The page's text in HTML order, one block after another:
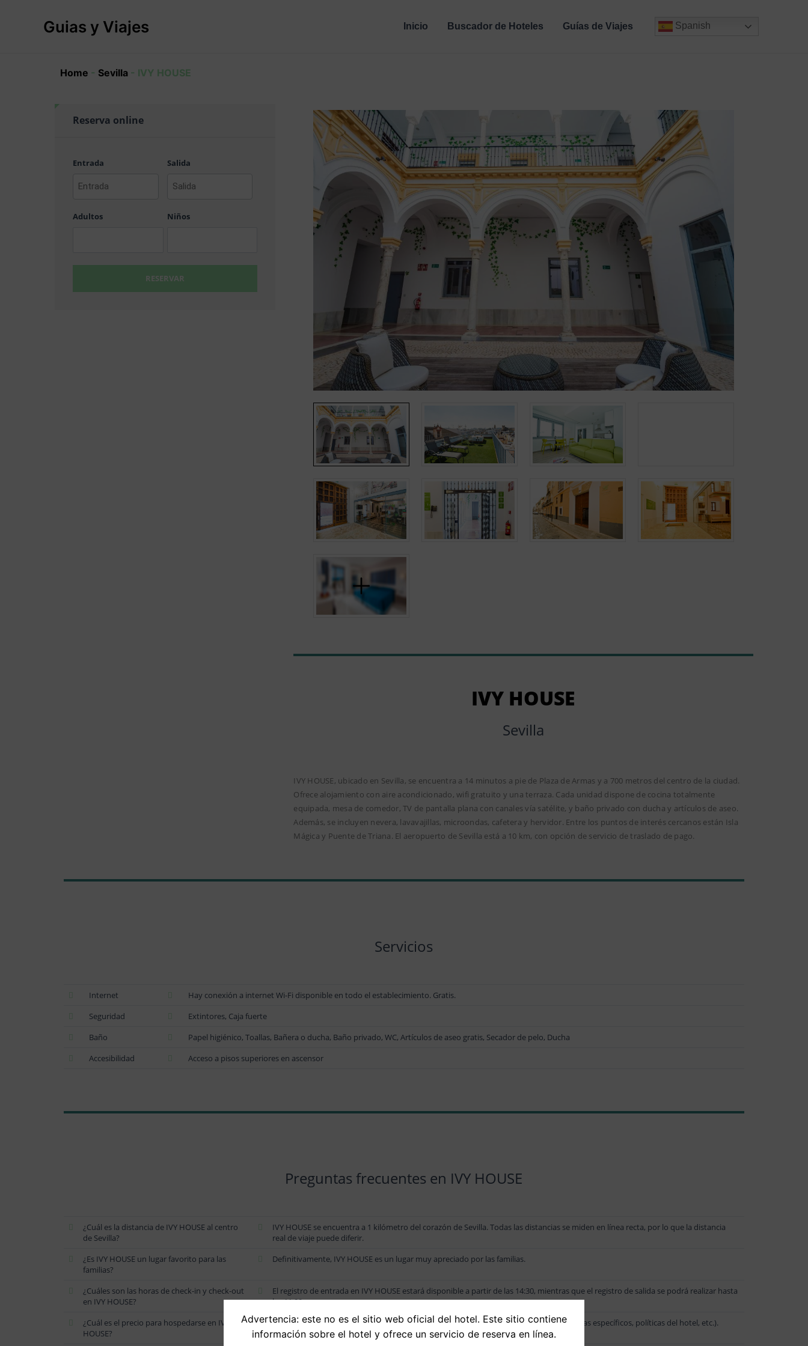
Guias y Viajes Inicio Buscador de Hoteles Guías de Viajes Spanish
Home - Sevilla - IVY HOUSE
Reserva online
Entrada Salida
Adultos Niños
RESERVAR
IVY HOUSE
Sevilla
IVY HOUSE, ubicado en Sevilla, se encuentra a 14 minutos a pie de Plaza de Armas y a 700 metros del centro de la ciudad.
Ofrece alojamiento con aire acondicionado, wifi gratuito y una terraza. Cada unidad dispone de cocina totalmente
equipada, mesa de comedor, TV de pantalla plana con canales vía satélite, y baño privado con ducha y artículos de aseo.
Además, se incluyen nevera, lavavajillas, microondas, cafetera y hervidor. Entre los puntos de interés cercanos están Isla
Mágica y Puente de Triana. El aeropuerto de Sevilla está a 10 km, con opción de servicio de traslado de pago.
Servicios
Internet
Hay conexión a internet Wi-Fi disponible en todo el establecimiento. Gratis.
Seguridad
Extintores, Caja fuerte
Baño
Papel higiénico, Toallas, Bañera o ducha, Baño privado, WC, Artículos de aseo gratis, Secador de pelo, Ducha
Accesibilidad
Acceso a pisos superiores en ascensor
Preguntas frecuentes en IVY HOUSE
¿Cuál es la distancia de IVY HOUSE al centro
de Sevilla?
IVY HOUSE se encuentra a 1 kilómetro del corazón de Sevilla. Todas las distancias se miden en línea recta, por lo que la distancia
real de viaje puede diferir.
¿Es IVY HOUSE un lugar favorito para las
familias?
Definitivamente, IVY HOUSE es un lugar muy apreciado por las familias.
¿Cuáles son las horas de check-in y check-out
en IVY HOUSE?
El registro de entrada en IVY HOUSE estará disponible a partir de las 14:30, mientras que el registro de salida se podrá realizar hasta
las 11:00.
¿Cuál es el precio para hospedarse en IVY
HOUSE?
Las tarifas en IVY HOUSE pueden cambiar dependiendo de la duración de la estancia (días específicos, políticas del hotel, etc.).
Selecciona tus fechas para consultar el costo.
Advertencia: este no es el sitio web oficial del hotel. Este sitio contiene
información sobre el hotel y ofrece un servicio de reserva en línea.